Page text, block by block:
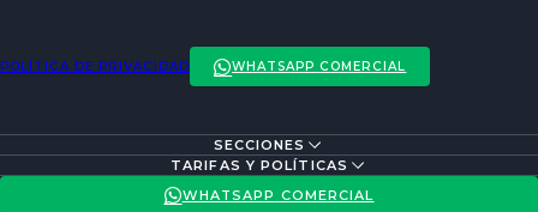
POLÍTICA DE PRIVACIDAD WHATSAPP COMERCIAL
SECCIONES
ACTUALIDAD
TARIFAS Y POLÍTICAS
POLÍTICA DE PRIVACIDAD
WHATSAPP COMERCIAL